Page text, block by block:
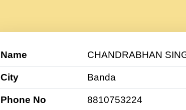
Name CHANDRABHAN
City Banda
Phone No 8810753224